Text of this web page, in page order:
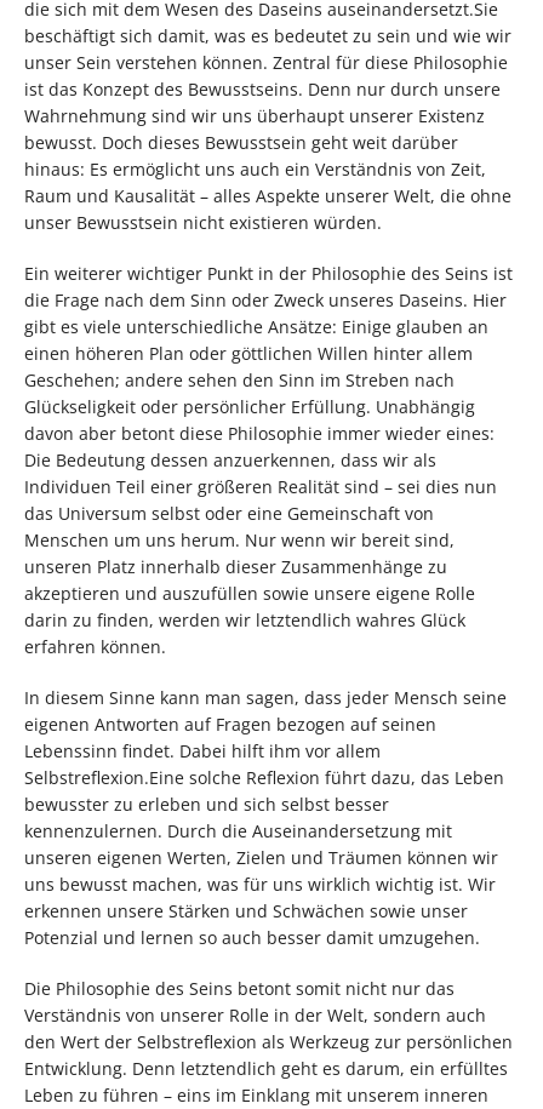
die sich mit dem Wesen des Daseins auseinandersetzt.Sie
beschäftigt sich damit, was es bedeutet zu sein und wie wir
unser Sein verstehen können. Zentral für diese Philosophie
ist das Konzept des Bewusstseins. Denn nur durch unsere
Wahrnehmung sind wir uns überhaupt unserer Existenz
bewusst. Doch dieses Bewusstsein geht weit darüber
hinaus: Es ermöglicht uns auch ein Verständnis von Zeit,
Raum und Kausalität – alles Aspekte unserer Welt, die ohne
unser Bewusstsein nicht existieren würden.
Ein weiterer wichtiger Punkt in der Philosophie des Seins ist
die Frage nach dem Sinn oder Zweck unseres Daseins. Hier
gibt es viele unterschiedliche Ansätze: Einige glauben an
einen höheren Plan oder göttlichen Willen hinter allem
Geschehen; andere sehen den Sinn im Streben nach
Glückseligkeit oder persönlicher Erfüllung. Unabhängig
davon aber betont diese Philosophie immer wieder eines:
Die Bedeutung dessen anzuerkennen, dass wir als
Individuen Teil einer größeren Realität sind – sei dies nun
das Universum selbst oder eine Gemeinschaft von
Menschen um uns herum. Nur wenn wir bereit sind,
unseren Platz innerhalb dieser Zusammenhänge zu
akzeptieren und auszufüllen sowie unsere eigene Rolle
darin zu finden, werden wir letztendlich wahres Glück
erfahren können.
In diesem Sinne kann man sagen, dass jeder Mensch seine
eigenen Antworten auf Fragen bezogen auf seinen
Lebenssinn findet. Dabei hilft ihm vor allem
Selbstreflexion.Eine solche Reflexion führt dazu, das Leben
bewusster zu erleben und sich selbst besser
kennenzulernen. Durch die Auseinandersetzung mit
unseren eigenen Werten, Zielen und Träumen können wir
uns bewusst machen, was für uns wirklich wichtig ist. Wir
erkennen unsere Stärken und Schwächen sowie unser
Potenzial und lernen so auch besser damit umzugehen.
Die Philosophie des Seins betont somit nicht nur das
Verständnis von unserer Rolle in der Welt, sondern auch
den Wert der Selbstreflexion als Werkzeug zur persönlichen
Entwicklung. Denn letztendlich geht es darum, ein erfülltes
Leben zu führen – eins im Einklang mit unserem inneren